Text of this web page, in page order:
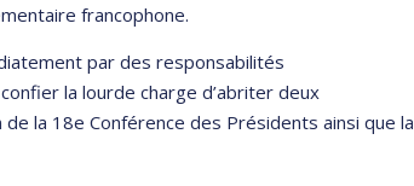
francophone.
par des responsabilités
la lourde charge d’abriter deux
la 18e Conférence des Présidents ainsi que la